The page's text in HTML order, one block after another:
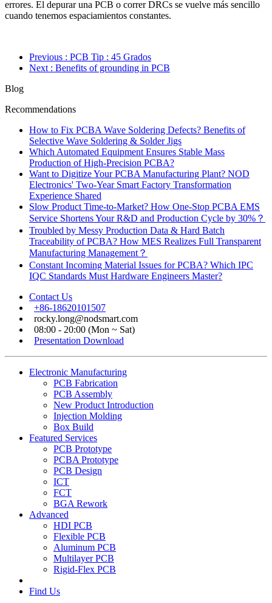
errores. El depurar una PCB o correr DRCs se vuelve más sencillo
cuando tenemos espaciamientos constantes.
Previous : PCB Tip : 45 Grados
Next : Benefits of grounding in PCB
Blog
Recommendations
How to Fix PCBA Wave Soldering Defects? Benefits of
Selective Wave Soldering & Solder Jigs
Which Automated Equipment Ensures Stable Mass
Production of High-Precision PCBA?
Want to Digitize Your PCBA Manufacturing Plant? NOD
Electronics' Two-Year Smart Factory Transformation
Experience Shared
Slow Product Time-to-Market? How One-Stop PCBA EMS
Service Shortens Your R&D and Production Cycle by 30%？
Troubled by Messy Production Data & Hard Batch
Traceability of PCBA? How MES Realizes Full Transparent
Manufacturing Management？
Constant Incoming Material Issues for PCBA? Which IPC
IQC Standards Must Hardware Engineers Master?
Contact Us
+86-18620101507
rocky.long@nodsmart.com
08:00 - 20:00 (Mon ~ Sat)
Presentation Download
Electronic Manufacturing
PCB Fabrication
PCB Assembly
New Product Introduction
Injection Molding
Box Build
Featured Services
PCB Prototype
PCBA Prototype
PCB Design
ICT
FCT
BGA Rework
Advanced
HDI PCB
Flexible PCB
Aluminum PCB
Multilayer PCB
Rigid-Flex PCB
Find Us